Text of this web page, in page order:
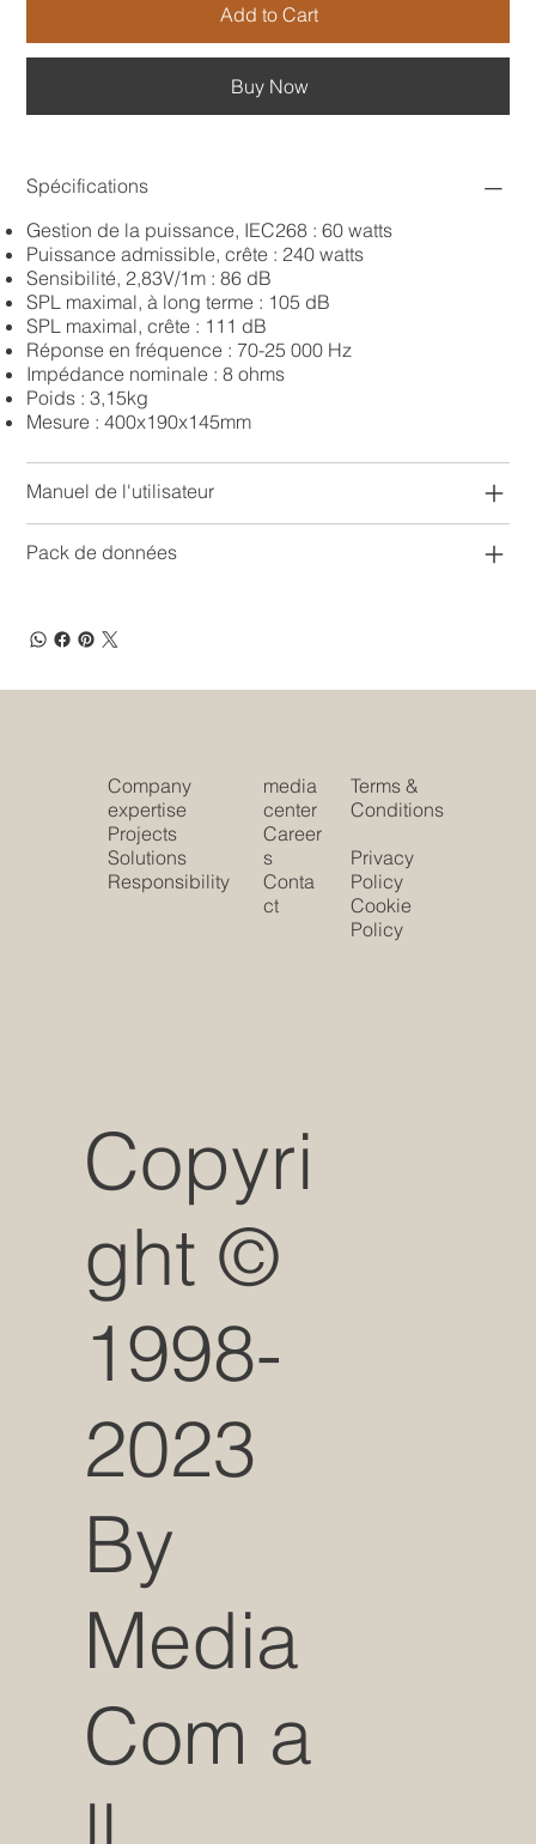
Add to Cart
Buy Now
Spécifications
Gestion de la puissance, IEC268 : 60 watts
Puissance admissible, crête : 240 watts
Sensibilité, 2,83V/1m : 86 dB
SPL maximal, à long terme : 105 dB
SPL maximal, crête : 111 dB
Réponse en fréquence : 70-25 000 Hz
Impédance nominale : 8 ohms
Poids : 3,15kg
Mesure : 400x190x145mm
Manuel de l'utilisateur
Pack de données
Copyri
ght ©
1998-
2023
By
Media
Com a
Company
expertise
Projects
Solutions
Responsibility
media
center
Career
s
Conta
ct
Terms &
Conditions
Privacy
Policy
Cookie
Policy